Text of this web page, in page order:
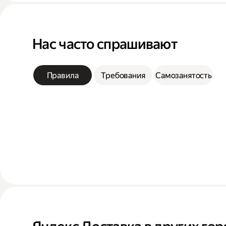
Нас часто спрашивают
Правила Требования Самозанятость